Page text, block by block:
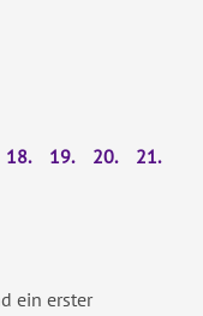
18. 19. 20. 21.
ein erster